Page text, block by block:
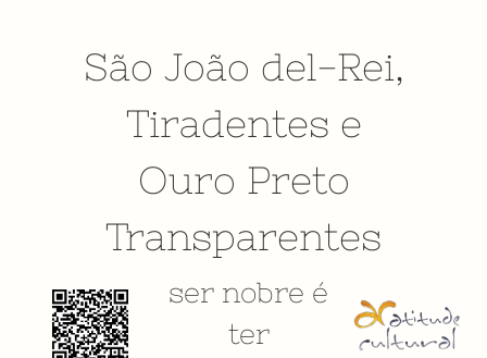
São João del-Rei,
Tiradentes e
Ouro Preto
Transparentes
ser nobre é
ter